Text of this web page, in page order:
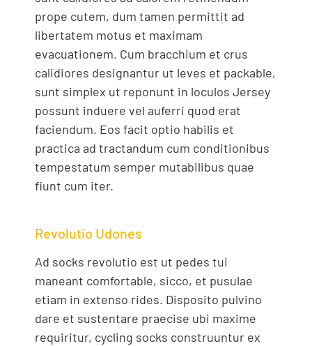
prope cutem, dum tamen permittit ad
libertatem motus et maximam
evacuationem. Cum bracchium et crus
calidiores designantur ut leves et packable,
sunt simplex ut reponunt in loculos Jersey
possunt induere vel auferri quod erat
faciendum. Eos facit optio habilis et
practica ad tractandum cum conditionibus
tempestatum semper mutabilibus quae
fiunt cum iter.
Revolutio Udones
Ad socks revolutio est ut pedes tui
maneant comfortable, sicco, et pusulae
etiam in extenso rides. Disposito pulvino
dare et sustentare praecise ubi maxime
requiritur, cycling socks construuntur ex